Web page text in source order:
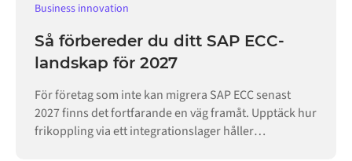
Business innovation
Så förbereder du ditt SAP ECC-
landskap för 2027
För företag som inte kan migrera SAP ECC senast
2027 finns det fortfarande en väg framåt. Upptäck hur
frikoppling via ett integrationslager håller